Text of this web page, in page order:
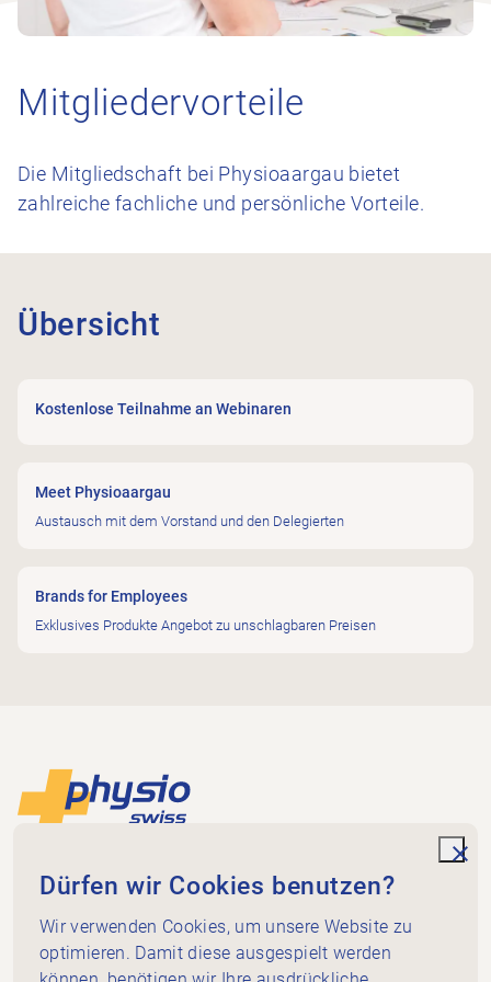
Mitgliedervorteile
Die Mitgliedschaft bei Physioaargau bietet
zahlreiche fachliche und persönliche Vorteile.
Übersicht
Kostenlose Teilnahme an Webinaren
Meet Physioaargau
Austausch mit dem Vorstand und den Delegierten
Brands for Employees
Exklusives Produkte Angebot zu unschlagbaren Preisen
Footer
Physio Aargau
5610 Wohlen
079 457 66 14
Dürfen wir Cookies benutzen?
Wir verwenden Cookies, um unsere Website zu
optimieren. Damit diese ausgespielt werden